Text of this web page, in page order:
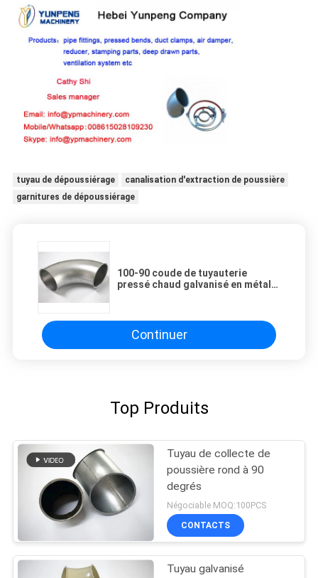
tuyau de dépoussiérage
canalisation d'extraction de poussière
garnitures de dépoussiérage
100-90 coude de tuyauterie
pressé chaud galvanisé en métal
Continuer
Top Produits
Tuyau de collecte de
poussière rond à 90
degrés
Négociable MOQ:100PCS
CONTACTS
Tuyau galvanisé